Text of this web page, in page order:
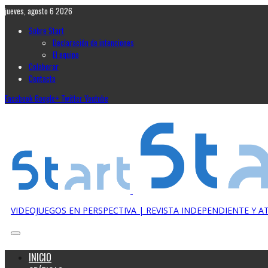
jueves, agosto 6 2026
Sobre Start
Declaración de intenciones
El equipo
Colaborar
Contacto
FacebookGoogle+ TwitterYoutube
VIDEOJUEGOS EN PERSPECTIVA | REVISTA INDEPENDIENTE Y
INICIO